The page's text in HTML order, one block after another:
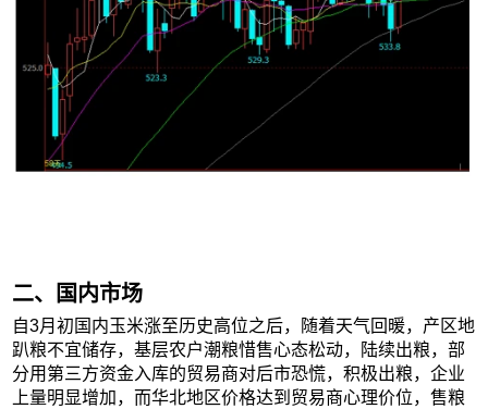
二、国内市场
自3月初国内玉米涨至历史高位之后，随着天气回暖，产区地
趴粮不宜储存，基层农户潮粮惜售心态松动，陆续出粮，部
分用第三方资金入库的贸易商对后市恐慌，积极出粮，企业
上量明显增加，而华北地区价格达到贸易商心理价位，售粮